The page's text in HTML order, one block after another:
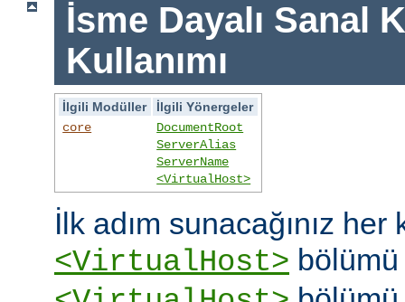
İsme Dayalı Sanal
Kullanımı
İlgili Modüller
İlgili Yönergeler
core
DocumentRoot
ServerAlias
ServerName
<VirtualHost>
İlk adım sunacağınız
<VirtualHost> bölümü